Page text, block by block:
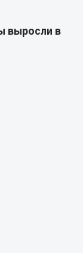
выросли в